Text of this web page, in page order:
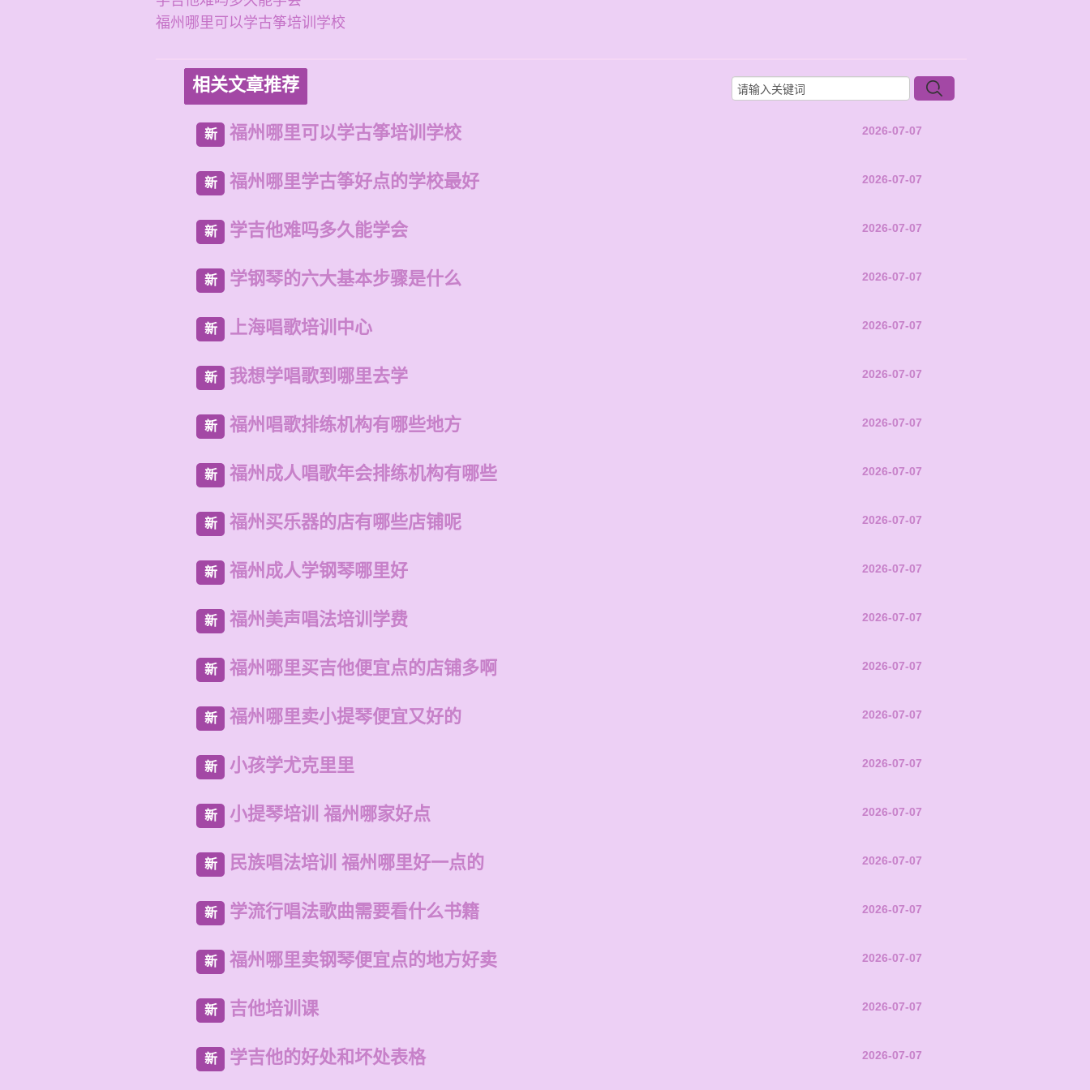
福州哪里可以学古筝培训学校
相关文章推荐
新 福州哪里可以学古筝培训学校 2026-07-07
新 福州哪里学古筝好点的学校最好 2026-07-07
新 学吉他难吗多久能学会 2026-07-07
新 学钢琴的六大基本步骤是什么 2026-07-07
新 上海唱歌培训中心 2026-07-07
新 我想学唱歌到哪里去学 2026-07-07
新 福州唱歌排练机构有哪些地方 2026-07-07
新 福州成人唱歌年会排练机构有哪些 2026-07-07
新 福州买乐器的店有哪些店铺呢 2026-07-07
新 福州成人学钢琴哪里好 2026-07-07
新 福州美声唱法培训学费 2026-07-07
新 福州哪里买吉他便宜点的店铺多啊 2026-07-07
新 福州哪里卖小提琴便宜又好的 2026-07-07
新 小孩学尤克里里 2026-07-07
新 小提琴培训 福州哪家好点 2026-07-07
新 民族唱法培训 福州哪里好一点的 2026-07-07
新 学流行唱法歌曲需要看什么书籍 2026-07-07
新 福州哪里卖钢琴便宜点的地方好卖 2026-07-07
新 吉他培训课 2026-07-07
新 学吉他的好处和坏处表格 2026-07-07